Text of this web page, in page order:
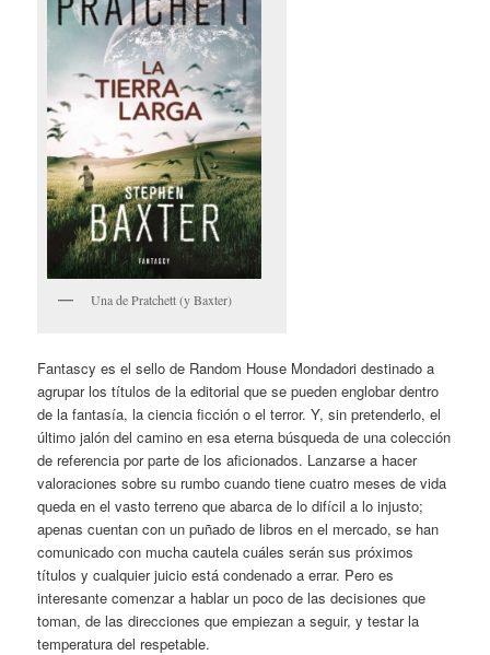
Una de Pratchett (y Baxter)
Fantascy es el sello de Random House Mondadori destinado a
agrupar los títulos de la editorial que se pueden englobar dentro
de la fantasía, la ciencia ficción o el terror. Y, sin pretenderlo, el
último jalón del camino en esa eterna búsqueda de una colección
de referencia por parte de los aficionados. Lanzarse a hacer
valoraciones sobre su rumbo cuando tiene cuatro meses de vida
queda en el vasto terreno que abarca de lo difícil a lo injusto;
apenas cuentan con un puñado de libros en el mercado, se han
comunicado con mucha cautela cuáles serán sus próximos
títulos y cualquier juicio está condenado a errar. Pero es
interesante comenzar a hablar un poco de las decisiones que
toman, de las direcciones que empiezan a seguir, y testar la
temperatura del respetable.